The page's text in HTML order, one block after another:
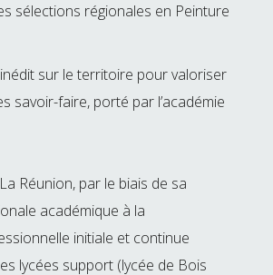
sélections régionales en Peinture
sur le territoire pour valoriser
savoir-faire, porté par l’académie
Réunion, par le biais de sa
académique à la
initiale et continue
lycées support (lycée de Bois